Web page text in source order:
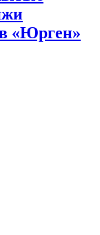
«Юрген»